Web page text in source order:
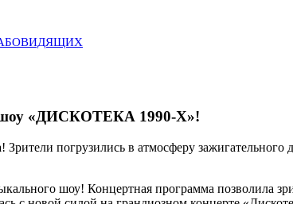
шоу «ДИСКОТЕКА 1990-Х»!
погрузились в атмосферу
шоу! Концертная программа позволила